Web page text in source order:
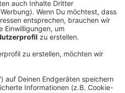
zur Wiedereröffnung der
in den Schulen
und Hauptschüler